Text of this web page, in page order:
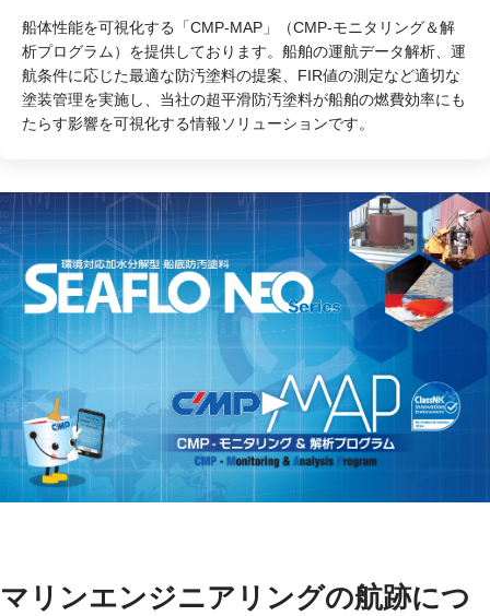
船体性能を可視化する「CMP-MAP」（CMP-モニタリング＆解
析プログラム）を提供しております。船舶の運航データ解析、運
航条件に応じた最適な防汚塗料の提案、FIR値の測定など適切な
塗装管理を実施し、当社の超平滑防汚塗料が船舶の燃費効率にも
たらす影響を可視化する情報ソリューションです。
マリンエンジニアリングの航跡につ